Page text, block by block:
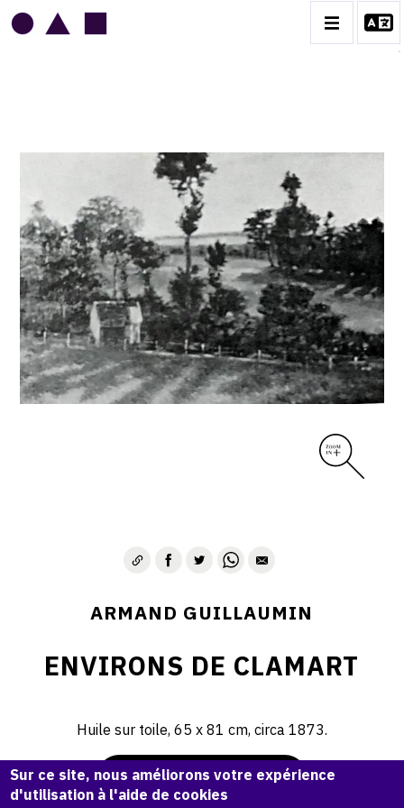
ARMAND GUILLAUMIN
BIOGRAPHIE
CATALOGUE DES OEUVRES
CONTACT
ARMAND GUILLAUMIN
ENVIRONS DE CLAMART
Huile sur toile, 65 x 81 cm, circa 1873.
Demande d'information
Sur ce site, nous améliorons votre expérience
d'utilisation à l'aide de cookies